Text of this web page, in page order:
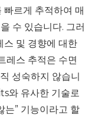
르게 추적하여 매
수 있습니다. 그러
스 및 경향에 대한
레스 추적은 수면
성숙하지 않습니
와 유사한 기술로
는” 기능이라고 할